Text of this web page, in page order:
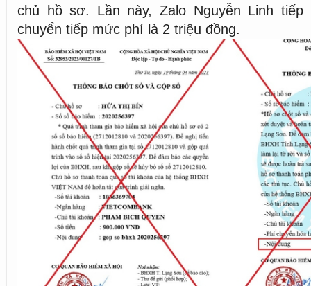
chủ hồ sơ. Lần này, Zalo Nguyễn Linh
chuyển tiếp mức phí là 2 triệu đồng.